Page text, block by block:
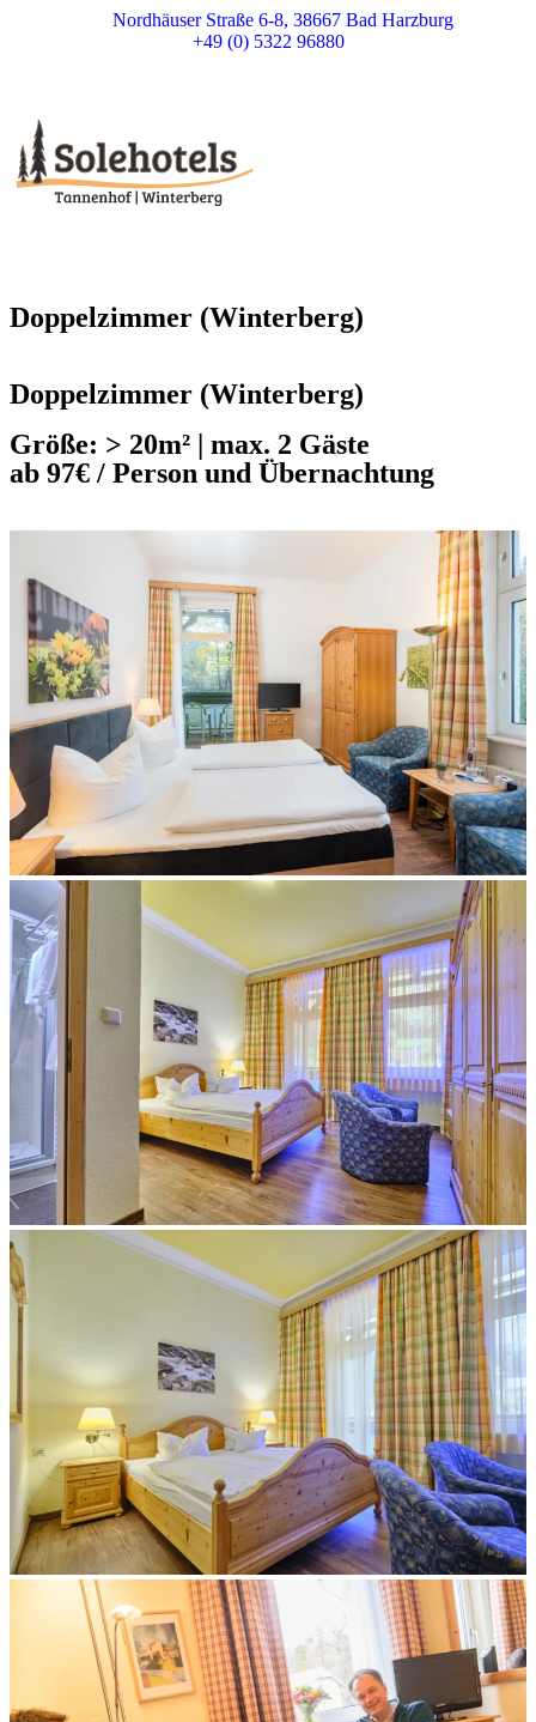
Nordhäuser Straße 6-8, 38667 Bad Harzburg
+49 (0) 5322 96880
Doppelzimmer (Winterberg)
Doppelzimmer (Winterberg)
Größe: > 20m² | max. 2 Gäste
ab 97€ / Person und Übernachtung